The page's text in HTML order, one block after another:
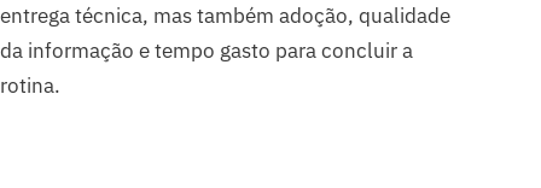
entrega técnica, mas também adoção, qualidade
da informação e tempo gasto para concluir a
rotina.